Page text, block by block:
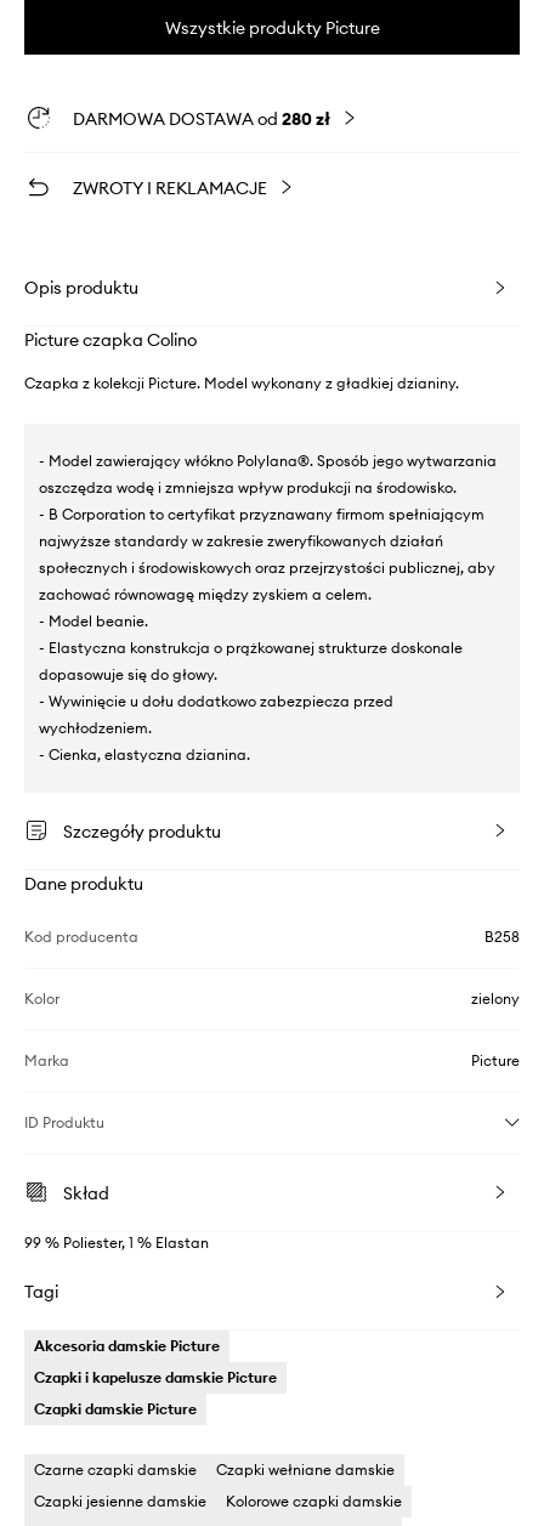
Wszystkie produkty Picture
DARMOWA DOSTAWA od 280 zł
ZWROTY I REKLAMACJE
Opis produktu
Picture czapka Colino
Czapka z kolekcji Picture. Model wykonany z gładkiej dzianiny.
- Model zawierający włókno Polylana®. Sposób jego wytwarzania
oszczędza wodę i zmniejsza wpływ produkcji na środowisko.
- B Corporation to certyfikat przyznawany firmom spełniającym
najwyższe standardy w zakresie zweryfikowanych działań
społecznych i środowiskowych oraz przejrzystości publicznej, aby
zachować równowagę między zyskiem a celem.
- Model beanie.
- Elastyczna konstrukcja o prążkowanej strukturze doskonale
dopasowuje się do głowy.
- Wywinięcie u dołu dodatkowo zabezpiecza przed
wychłodzeniem.
- Cienka, elastyczna dzianina.
Szczegóły produktu
Dane produktu
Kod producenta B258
Kolor zielony
Marka Picture
ID Produktu
Skład
99 % Poliester, 1 % Elastan
Tagi
Akcesoria damskie Picture
Czapki i kapelusze damskie Picture
Czapki damskie Picture
Czarne czapki damskie
Czapki wełniane damskie
Czapki jesienne damskie
Kolorowe czapki damskie